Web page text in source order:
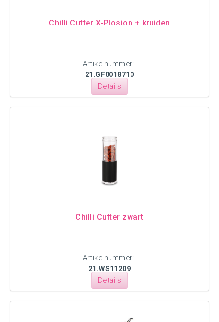
Chilli Cutter X-Plosion + kruiden
Artikelnummer:
21.GF0018710
Details
Chilli Cutter zwart
Artikelnummer:
21.WS11209
Details